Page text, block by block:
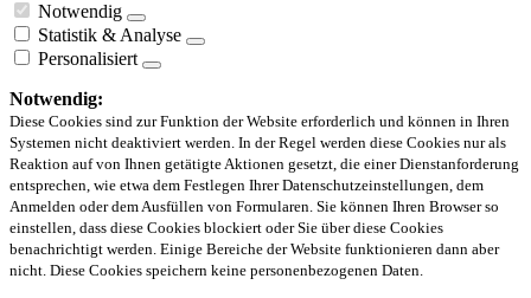
Notwendig
Statistik & Analyse
Personalisiert
Notwendig:
Diese Cookies sind zur Funktion der Website erforderlich und können in Ihren
Systemen nicht deaktiviert werden. In der Regel werden diese Cookies nur als
Reaktion auf von Ihnen getätigte Aktionen gesetzt, die einer Dienstanforderung
entsprechen, wie etwa dem Festlegen Ihrer Datenschutzeinstellungen, dem
Anmelden oder dem Ausfüllen von Formularen. Sie können Ihren Browser so
einstellen, dass diese Cookies blockiert oder Sie über diese Cookies
benachrichtigt werden. Einige Bereiche der Website funktionieren dann aber
nicht. Diese Cookies speichern keine personenbezogenen Daten.